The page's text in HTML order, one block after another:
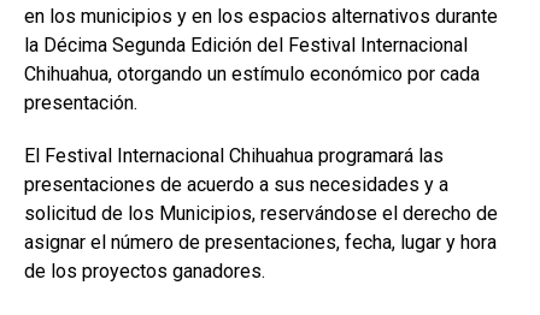
en los municipios y en los espacios alternativos durante
la Décima Segunda Edición del Festival Internacional
Chihuahua, otorgando un estímulo económico por cada
presentación.
El Festival Internacional Chihuahua programará las
presentaciones de acuerdo a sus necesidades y a
solicitud de los Municipios, reservándose el derecho de
asignar el número de presentaciones, fecha, lugar y hora
de los proyectos ganadores.